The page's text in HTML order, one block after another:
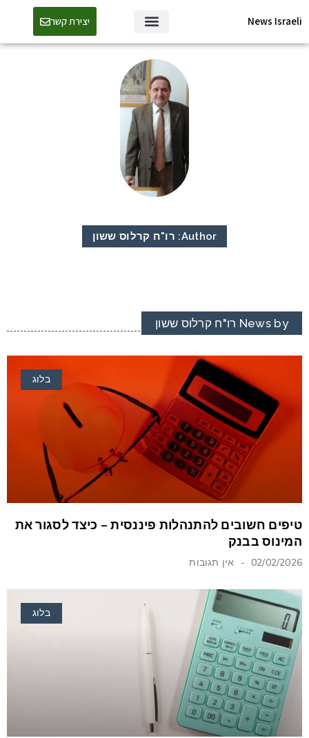
News Israeli יצירת קשר
Author: רו"ח קרלוס ששון
News by רו"ח קרלוס ששון
בלוג
טיפים חשובים להתנהלות פיננסית – כיצד לסגור את
המינוס בבנק
02/02/2026 אין תגובות
בלוג